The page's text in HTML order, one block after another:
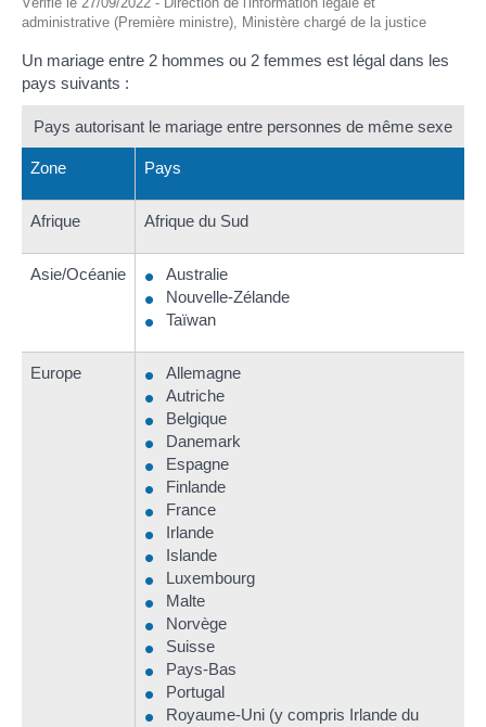
administrative (Première ministre), Ministère chargé de la justice
Un mariage entre 2 hommes ou 2 femmes est légal dans les
pays suivants :
Pays autorisant le mariage entre personnes de même sexe
Zone Pays
Afrique Afrique du Sud
Asie/Océanie
Australie
Nouvelle-Zélande
Taïwan
Europe
Allemagne
Autriche
Belgique
Danemark
Espagne
Finlande
France
Irlande
Islande
Luxembourg
Malte
Norvège
Suisse
Pays-Bas
Portugal
Royaume-Uni (y compris Irlande du